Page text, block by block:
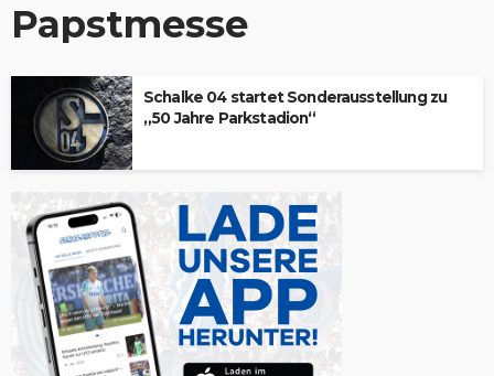
Papstmesse
Schalke 04 startet Sonderausstellung zu
„50 Jahre Parkstadion“